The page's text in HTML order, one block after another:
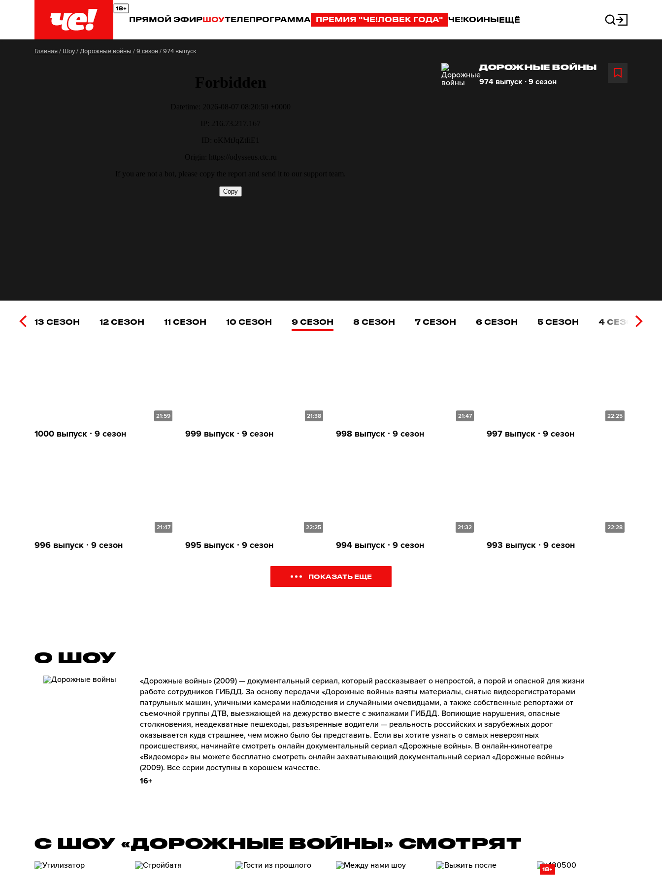
ПРЯМОЙ ЭФИРШОУТЕЛЕПРОГРАММА ПРЕМИЯ "ЧЕ!ЛОВЕК ГОДА" ЧЕ!КОИНЫЕЩЁ
Главная/ Шоу/Дорожные войны /9 сезон/974 выпуск
ДОРОЖНЫЕ ВОЙНЫ
974 выпуск ∙ 9 сезон
13 СЕЗОН 12 СЕЗОН 11 СЕЗОН 10 СЕЗОН 9 СЕЗОН 8 СЕЗОН 7 СЕЗОН 6 СЕЗОН 5 СЕЗОН 4 СЕЗОН
21:59
1000 выпуск ∙ 9 сезон
21:38
999 выпуск ∙ 9 сезон
21:47
998 выпуск ∙ 9 сезон
22:25
997 выпуск ∙ 9 сезон
21:47
996 выпуск ∙ 9 сезон
22:25
995 выпуск ∙ 9 сезон
21:32
994 выпуск ∙ 9 сезон
22:28
993 выпуск ∙ 9 сезон
ПОКАЗАТЬ ЕЩЕ
О ШОУ
«Дорожные войны» (2009) — документальный сериал, который рассказывает о непростой, а порой и опасной для жизни
работе сотрудников ГИБДД. За основу передачи «Дорожные войны» взяты материалы, снятые видеорегистраторами
патрульных машин, уличными камерами наблюдения и случайными очевидцами, а также собственные репортажи от
съемочной группы ДТВ, выезжающей на дежурство вместе с экипажами ГИБДД. Вопиющие нарушения, опасные
столкновения, неадекватные пешеходы, разъяренные водители — реальность российских и зарубежных дорог
оказывается куда страшнее, чем можно было бы представить. Если вы хотите узнать о самых невероятных
происшествиях, начинайте смотреть онлайн документальный сериал «Дорожные войны». В онлайн-кинотеатре
«Видеоморе» вы можете бесплатно смотреть онлайн захватывающий документальный сериал «Дорожные войны»
(2009). Все серии доступны в хорошем качестве.
16+
С ШОУ «ДОРОЖНЫЕ ВОЙНЫ» СМОТРЯТ
18+